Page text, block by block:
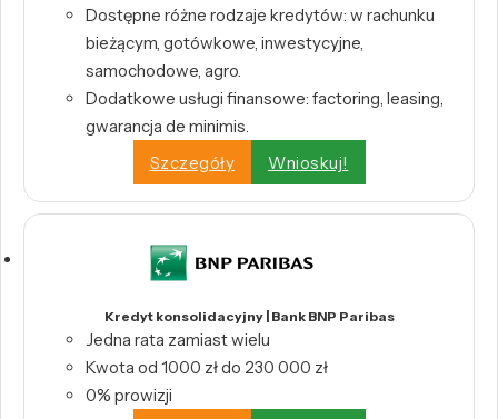
Dostępne różne rodzaje kredytów: w rachunku
bieżącym, gotówkowe, inwestycyjne,
samochodowe, agro.
Dodatkowe usługi finansowe: factoring, leasing,
gwarancja de minimis.
Szczegóły
Wnioskuj!
Kredyt konsolidacyjny | Bank BNP Paribas
Jedna rata zamiast wielu
Kwota od 1000 zł do 230 000 zł
0% prowizji